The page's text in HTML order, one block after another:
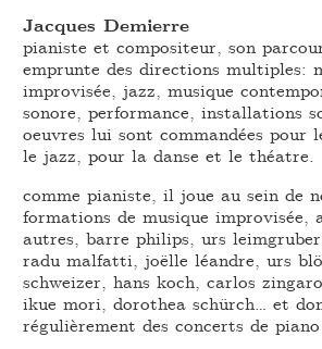
Jacques Demierre
pianiste et compositeur, son
emprunte des directions multiples:
improvisée, jazz, musique
sonore, performance, installations
oeuvres lui sont commandées pour
le jazz, pour la danse et le théatre.
comme pianiste, il joue au sein de
formations de musique improvisée,
autres, barre philips, urs
radu malfatti, joëlle léandre, urs
schweizer, hans koch, carlos
ikue mori, dorothea schürch… et
régulièrement des concerts de